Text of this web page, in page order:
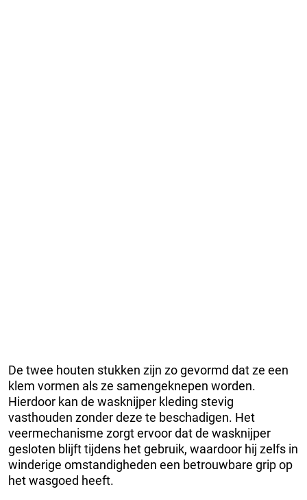
De twee houten stukken zijn zo gevormd dat ze een
klem vormen als ze samengeknepen worden.
Hierdoor kan de wasknijper kleding stevig
vasthouden zonder deze te beschadigen. Het
veermechanisme zorgt ervoor dat de wasknijper
gesloten blijft tijdens het gebruik, waardoor hij zelfs in
winderige omstandigheden een betrouwbare grip op
het wasgoed heeft.